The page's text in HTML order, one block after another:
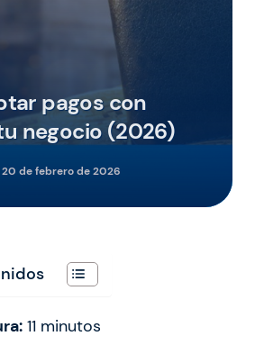
pagos con
negocio (2026)
20 de febrero de 2026
11 minutos